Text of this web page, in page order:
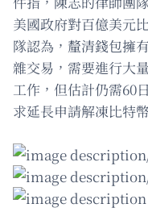
美國政府對百億美元
隊認為，釐清錢包擁
雜交易，需要進行大
工作，但估計仍需60
求延長申請解凍比特